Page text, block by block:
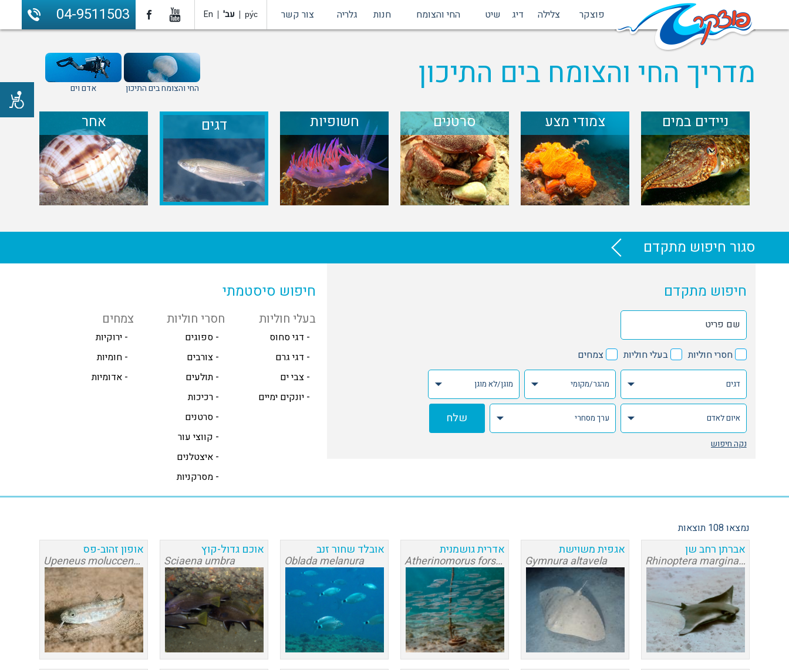
פוצקר צלילה דיג שיט החי והצומח חנות גלריה צור קשר ру́с עב' En
04-9511503
מדריך החי והצומח בים התיכון החי והצומח בים התיכון אדם וים
ניידים במים צמודי מצע סרטנים חשופיות דגים אחר
סגור חיפוש מתקדם
חיפוש מתקדם
חסרי חוליות בעלי חוליות צמחים
חיפוש סיסטמתי
בעלי חוליות
- דגי סחוס
- דגי גרם
- צבי ים
- יונקים ימיים
חסרי חוליות
- ספוגים
- צורבים
- תולעים
- רכיכות
- סרטנים
- קווצי עור
- איצטלנים
- מסרקניות
צמחים
- ירוקיות
- חומיות
- אדומיות
נמצאו 108 תוצאות
אברתן רחב שן
Rhinoptera marginata
אגפית משוישת
Gymnura altavela
אדרית גושמנית
Atherinomorus forskalii
אובלד שחור זנב
Oblada melanura
אוכם גדול-קוץ
Sciaena umbra
אופון זהוב-פס
Upeneus moluccensis